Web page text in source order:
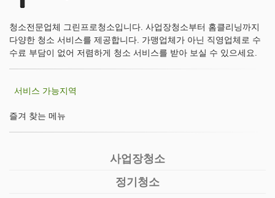
청소전문업체 그린프로청소입니다. 사업장청소부터 홈클리닝까지
다양한 청소 서비스를 제공합니다. 가맹업체가 아닌 직영업체로 수
수료 부담이 없어 저렴하게 청소 서비스를 받아 보실 수 있으세요.
서비스 가능지역
즐겨 찾는 메뉴
사업장청소
정기청소